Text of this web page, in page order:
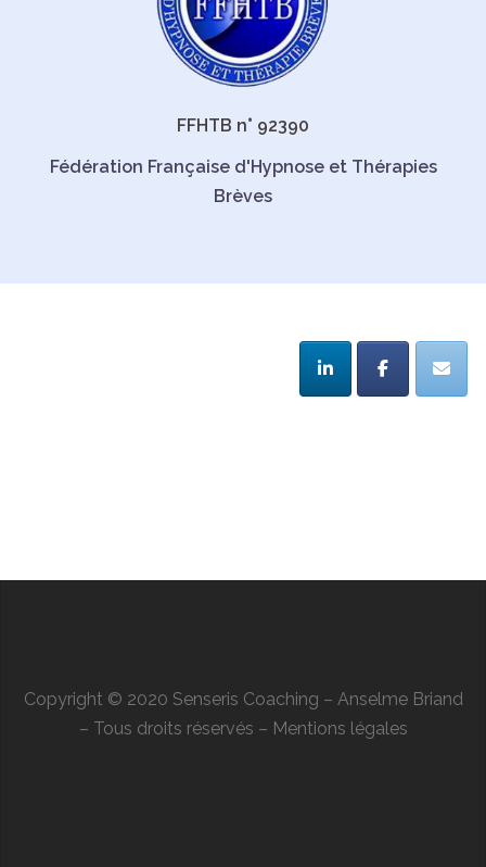
FFHTB n° 92390
Fédération Française d'Hypnose et Thérapies
Brèves
Copyright © 2020 Senseris Coaching – Anselme Briand
– Tous droits réservés – Mentions légales